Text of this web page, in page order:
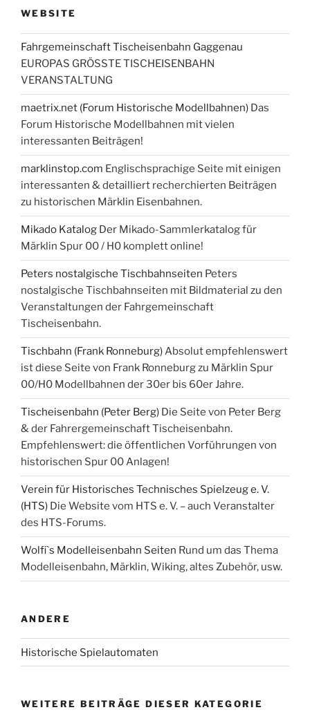
WEBSITE
Fahrgemeinschaft Tischeisenbahn Gaggenau
EUROPAS GRÖSSTE TISCHEISENBAHN
VERANSTALTUNG
maetrix.net (Forum Historische Modellbahnen) Das
Forum Historische Modellbahnen mit vielen
interessanten Beiträgen!
marklinstop.com Englischsprachige Seite mit einigen
interessanten & detailliert recherchierten Beiträgen
zu historischen Märklin Eisenbahnen.
Mikado Katalog Der Mikado-Sammlerkatalog für
Märklin Spur 00 / H0 komplett online!
Peters nostalgische Tischbahnseiten Peters
nostalgische Tischbahnseiten mit Bildmaterial zu den
Veranstaltungen der Fahrgemeinschaft
Tischeisenbahn.
Tischbahn (Frank Ronneburg)Absolut empfehlenswert
ist diese Seite von Frank Ronneburg zu Märklin Spur
00/H0 Modellbahnen der 30er bis 60er Jahre.
Tischeisenbahn (Peter Berg) Die Seite von Peter Berg
& der Fahrergemeinschaft Tischeisenbahn.
Empfehlenswert: die öffentlichen Vorführungen von
historischen Spur 00 Anlagen!
Verein für Historisches Technisches Spielzeug e. V.
(HTS) Die Website vom HTS e. V. – auch Veranstalter
des HTS-Forums.
Wolfi`s Modelleisenbahn Seiten Rund um das Thema
Modelleisenbahn, Märklin, Wiking, altes Zubehör, usw.
ANDERE
Historische Spielautomaten
WEITERE BEITRÄGE DIESER KATEGORIE